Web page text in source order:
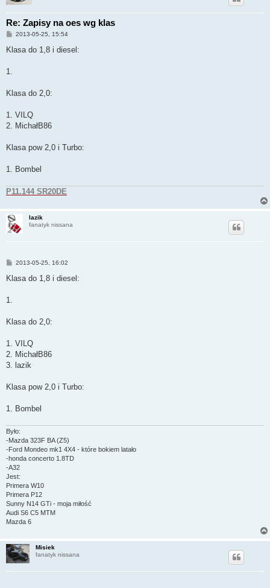
Re: Zapisy na oes wg klas
P
s
2013-05-25, 15:54
Klasa do 1,8 i diesel:
1.
Klasa do 2,0:
1. VILQ
2. MichałB86
Klasa pow 2,0 i Turbo:
1. Bombel
P11.144 SR20DE
lazik
fanatyk nissana
P
s
2013-05-25, 16:02
Klasa do 1,8 i diesel:
1.
Klasa do 2,0:
1. VILQ
2. MichałB86
3. lazik
Klasa pow 2,0 i Turbo:
1. Bombel
Było:
-Mazda 323F BA (Z5)
-Ford Mondeo mk1 4X4 - które bokiem latało
-honda concerto 1.8TD
-A32
Jest:
Primera W10
Primera P12
Sunny N14 GTi - moja miłość
Audi S6 C5 MTM
Mazda 6
Misiek
fanatyk nissana